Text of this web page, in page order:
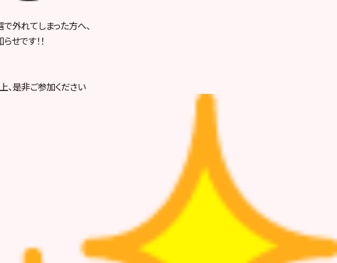
外れてしまった方へ、
せです！！
、是非ご参加ください